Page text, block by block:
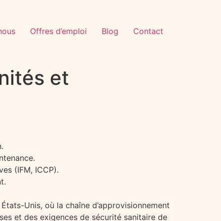
Offres d’emploi Blog Contact
et
(IFM, ICCP).
Unis, où la chaîne d’approvisionnement
et des exigences de sécurité sanitaire de